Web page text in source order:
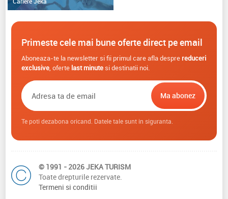
Primeste cele mai bune oferte direct pe email
Aboneaza-te la newsletter si fii primul care afla despre reduceri
exclusive, oferte last minutesi destinatii noi.
Te poti dezabona oricand. Datele tale sunt in siguranta.
© 1991 - 2026 JEKA TURISM
Toate drepturile rezervate.
Termeni si conditii